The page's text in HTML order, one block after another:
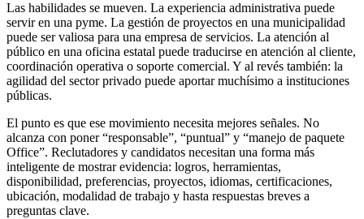
Las habilidades se mueven. La experiencia administrativa puede
servir en una pyme. La gestión de proyectos en una municipalidad
puede ser valiosa para una empresa de servicios. La atención al
público en una oficina estatal puede traducirse en atención al cliente,
coordinación operativa o soporte comercial. Y al revés también: la
agilidad del sector privado puede aportar muchísimo a instituciones
públicas.
El punto es que ese movimiento necesita mejores señales. No
alcanza con poner “responsable”, “puntual” y “manejo de paquete
Office”. Reclutadores y candidatos necesitan una forma más
inteligente de mostrar evidencia: logros, herramientas,
disponibilidad, preferencias, proyectos, idiomas, certificaciones,
ubicación, modalidad de trabajo y hasta respuestas breves a
preguntas clave.